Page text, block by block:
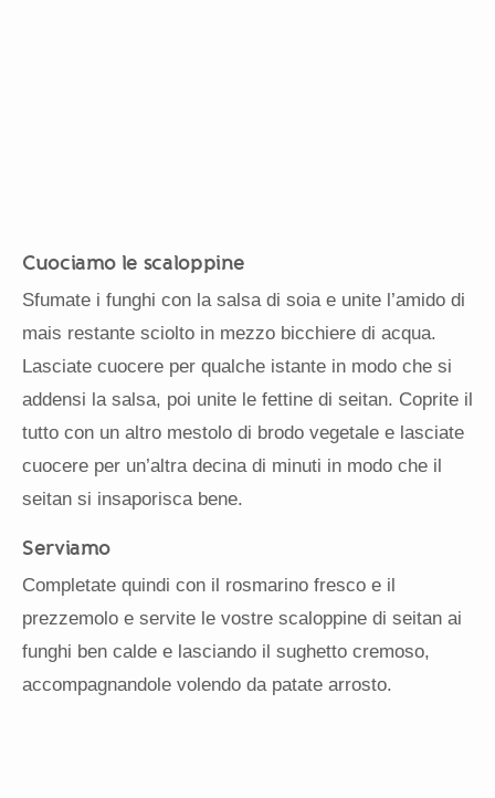
Cuociamo le scaloppine
Sfumate i funghi con la salsa di soia e unite l’amido di
mais restante sciolto in mezzo bicchiere di acqua.
Lasciate cuocere per qualche istante in modo che si
addensi la salsa, poi unite le fettine di seitan. Coprite il
tutto con un altro mestolo di brodo vegetale e lasciate
cuocere per un’altra decina di minuti in modo che il
seitan si insaporisca bene.
Serviamo
Completate quindi con il rosmarino fresco e il
prezzemolo e servite le vostre scaloppine di seitan ai
funghi ben calde e lasciando il sughetto cremoso,
accompagnandole volendo da patate arrosto.